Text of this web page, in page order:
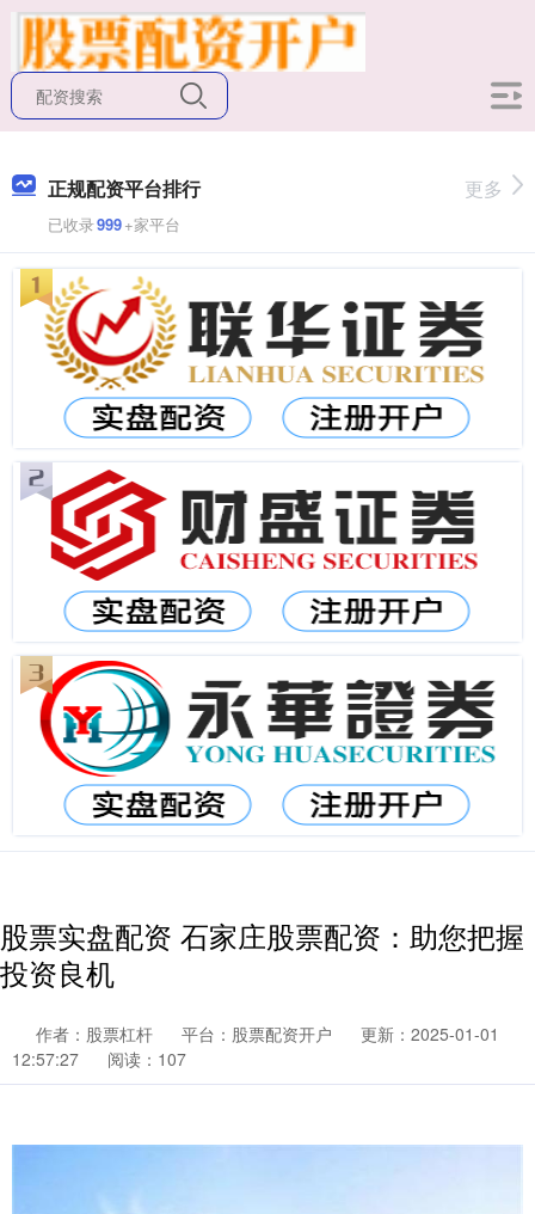
正规配资平台排行
已收录999+家平台
更多
股票实盘配资 石家庄股票配资：助您把握
投资良机
作者：股票杠杆 平台：股票配资开户
更新：2025-01-01
12:57:27
阅读：107